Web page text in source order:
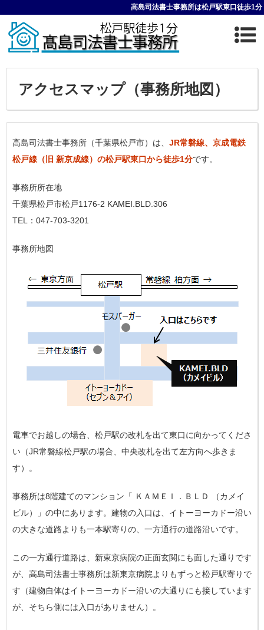
高島司法書士事務所は松戸駅東口徒歩1分
アクセスマップ（事務所地図）
高島司法書士事務所（千葉県松戸市）は、 JR常磐線、京成電鉄
松戸線（旧 新京成線）の松戸駅東口から徒歩1分です。
事務所所在地
千葉県松戸市松戸1176-2 KAMEI.BLD.306
TEL：047-703-3201
事務所地図
電車でお越しの場合、松戸駅の改札を出て東口に向かってくださ
い（JR常磐線松戸駅の場合、中央改札を出て左方向へ歩きま
す）。
事務所は8階建てのマンション「 ＫＡＭＥＩ．ＢＬＤ
（カメイ
ビル）」の中にあります。 建物の入口は、イトーヨーカドー沿い
の大きな道路よりも一本駅寄りの、一方通行の道路沿いです。
この一方通行道路は、新東京病院の正面玄関にも面した通りです
が、高島司法書士事務所は新東京病院よりもずっと松戸駅寄りで
す（建物自体はイトーヨーカドー沿いの大通りにも接しています
が、そちら側には入口がありません）。